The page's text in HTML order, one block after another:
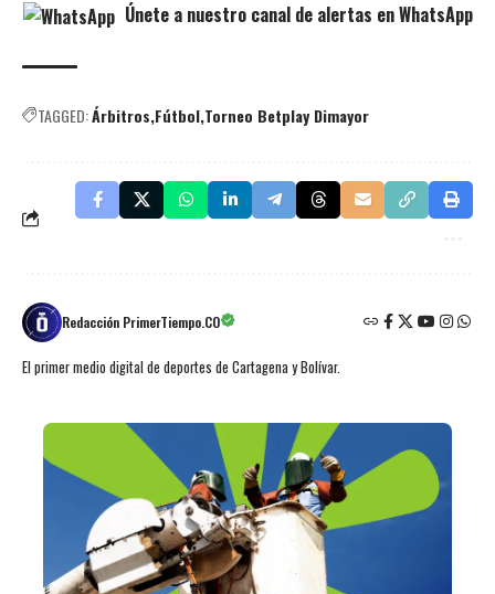
Únete a nuestro canal de alertas en WhatsApp
TAGGED:Árbitros Fútbol Torneo Betplay Dimayor
Redacción PrimerTiempo.CO
El primer medio digital de deportes de Cartagena y Bolívar.